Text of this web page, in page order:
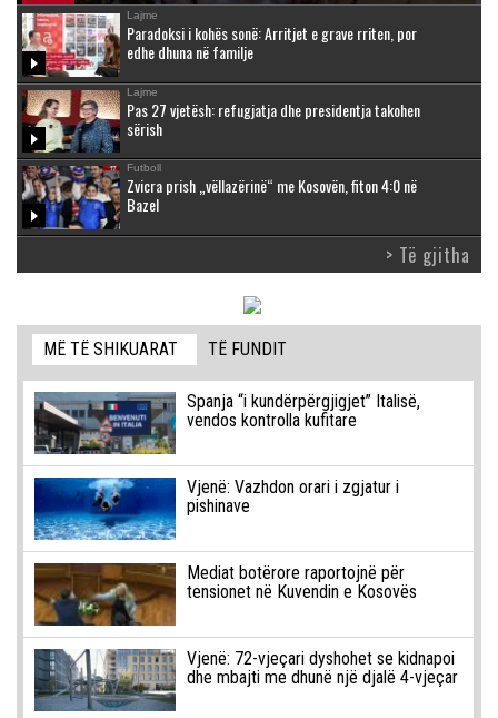
Lajme
Paradoksi i kohës sonë: Arritjet e grave rriten, por
edhe dhuna në familje
Lajme
Pas 27 vjetësh: refugjatja dhe presidentja takohen
sërish
Futboll
Zvicra prish „vëllazërinë“ me Kosovën, fiton 4:0 në
Bazel
> Të gjitha
MË TË SHIKUARAT TË FUNDIT
Spanja “i kundërpërgjigjet” Italisë,
vendos kontrolla kufitare
Vjenë: Vazhdon orari i zgjatur i
pishinave
Mediat botërore raportojnë për
tensionet në Kuvendin e Kosovës
Vjenë: 72-vjeçari dyshohet se kidnapoi
dhe mbajti me dhunë një djalë 4-vjeçar